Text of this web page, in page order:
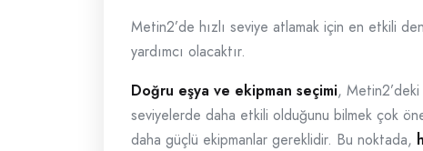
Metin2’de hızlı seviye atlamak için en etkili
yardımcı olacaktır.
Doğru eşya ve ekipman seçimi,
seviyelerde daha etkili olduğunu bilmek çok
daha güçlü ekipmanlar gereklidir. Bu noktada,